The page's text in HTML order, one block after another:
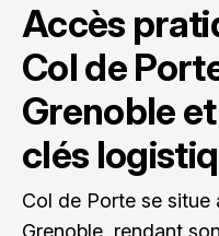
Accès
Col de
Grenoble
clés
Col de Porte se situe
Grenoble, rendant